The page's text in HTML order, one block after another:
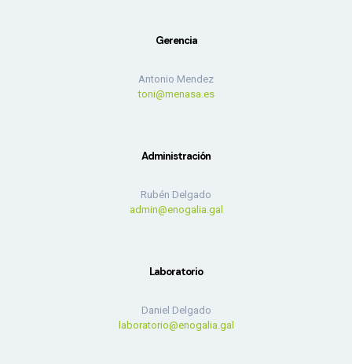
Gerencia
Antonio Mendez
toni@menasa.es
Administración
Rubén Delgado
admin@enogalia.gal
Laboratorio
Daniel Delgado
laboratorio@enogalia.gal